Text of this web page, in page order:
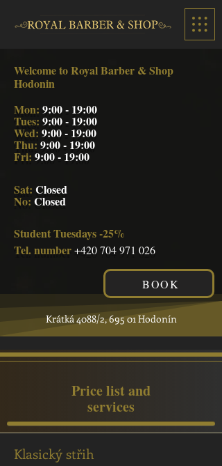
Welcome to Royal Barber & Shop
Hodonin
Mon: 9:00 - 19:00
Tues: 9:00 - 19:00
Wed: 9:00 - 19:00
Thu: 9:00 - 19:00
Fri: 9:00 - 19:00
Sat: Closed
No: Closed
Student Tuesdays -25%
Tel. number+420 704 971 026
BOOK
Krátká 4088/2, 695 01 Hodonín
Price list and
services
Klasický střih